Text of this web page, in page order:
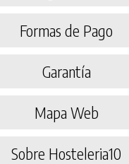
Formas de Pago
Garantía
Mapa Web
Sobre Hosteleria10